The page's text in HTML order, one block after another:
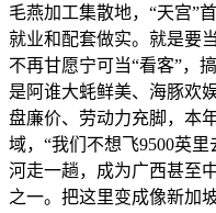
毛燕加工集散地，“天宫”
就业和配套做实。就是要
不再甘愿宁可当“看客”，
是阿谁大蚝鲜美、海豚欢
盘廉价、劳动力充脚，本
域，“我们不想飞9500英
河走一趟，成为广西甚至
之一。把这里变成像新加